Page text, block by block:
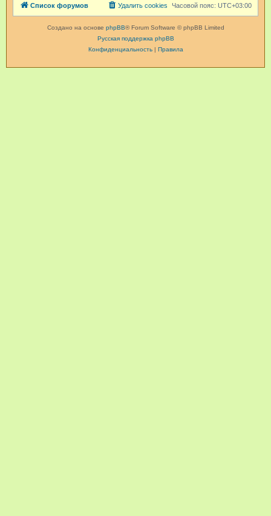
Список форумов Часовой пояс: UTC+03:00
Удалить cookies
Создано на основе phpBB® Forum Software © phpBB Limited
Русская поддержка phpBB
Конфиденциальность| Правила